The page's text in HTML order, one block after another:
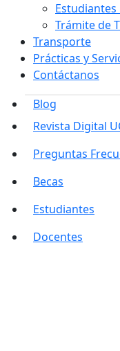
Trámite de
Transporte
Prácticas y
Contáctanos
Blog
Revista Digital
Preguntas
Becas
Estudiantes
Docentes